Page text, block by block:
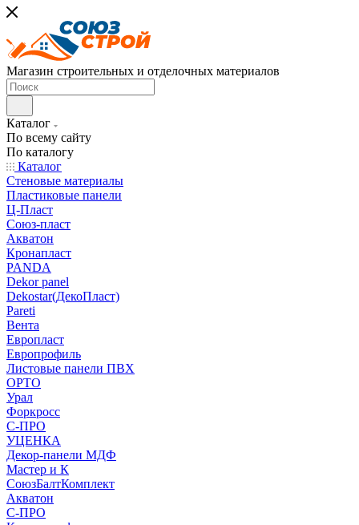
Магазин строительных и отделочных материалов
Каталог
По всему сайту
По каталогу
Каталог
Стеновые материалы
Пластиковые панели
Ц-Пласт
Союз-пласт
Акватон
Кронапласт
PANDA
Dekor panel
Dekostar(ДекоПласт)
Pareti
Вента
Европласт
Европрофиль
Листовые панели ПВХ
ОРТО
Урал
Форкросс
С-ПРО
УЦЕНКА
Декор-панели МДФ
Мастер и К
СоюзБалтКомплект
Акватон
С-ПРО